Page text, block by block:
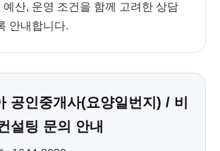
예산, 운영 조건을 함께 고려한 상담
안내합니다.
공인중개사(요양일번지) / 비
설팅 문의 안내